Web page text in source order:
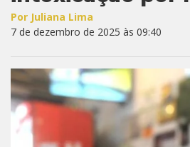
Por Juliana Lima
7 de dezembro de 2025 às 09:40